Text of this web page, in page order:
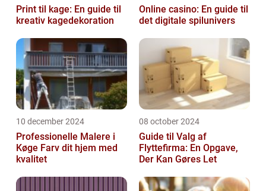
Print til kage: En guide til
kreativ kagedekoration
Online casino: En guide til
det digitale spilunivers
10 december 2024
Professionelle Malere i
Køge Farv dit hjem med
kvalitet
08 october 2024
Guide til Valg af
Flyttefirma: En Opgave,
Der Kan Gøres Let